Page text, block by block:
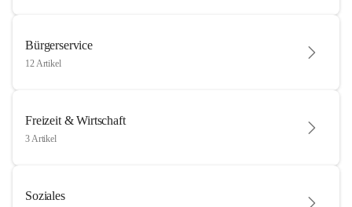
Bürgerservice
12 Artikel
Freizeit & Wirtschaft
3 Artikel
Soziales